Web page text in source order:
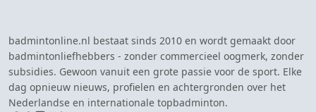
badmintonline.nl bestaat sinds 2010 en wordt gemaakt door
badmintonliefhebbers - zonder commercieel oogmerk, zonder
subsidies. Gewoon vanuit een grote passie voor de sport. Elke
dag opnieuw nieuws, profielen en achtergronden over het
Nederlandse en internationale topbadminton.